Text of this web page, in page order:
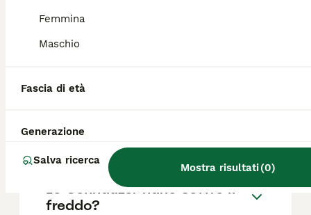
Femmina
Maschio
Fascia di età
Generazione
Salva ricerca
Mostra risultati(0)
reputazione dell'allevatore e la posizione.
Schnauzer nano?
Lo Schnauzer nano abbaia?
Lo Schnauzer nano soffre il
freddo?